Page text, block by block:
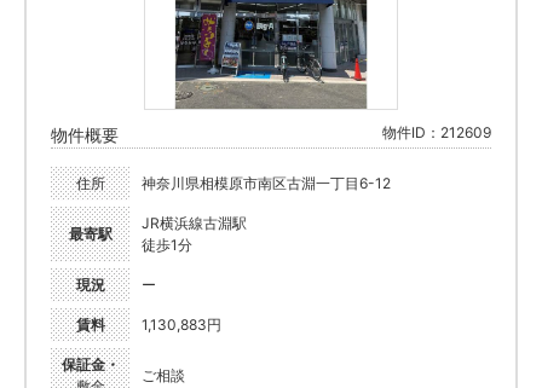
物件概要 物件ID：212609
住所 神奈川県相模原市南区古淵一丁目6-12
最寄駅
JR横浜線古淵駅
徒歩1分
現況 ー
賃料 1,130,883円
保証金・
ご相談